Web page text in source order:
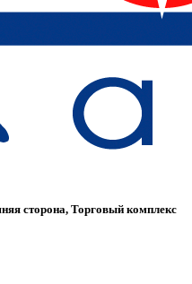
сторона, Торговый комплекс